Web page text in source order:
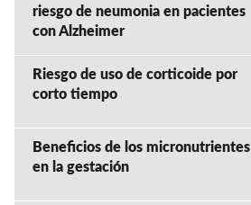
riesgo de neumonia en pacientes
con Alzheimer
Riesgo de uso de corticoide por
corto tiempo
Beneficios de los micronutrientes
en la gestación